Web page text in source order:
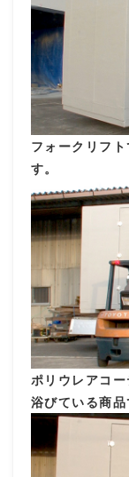
フォークリフ
す。
ポリウレアコ
浴びている商品